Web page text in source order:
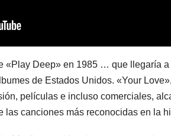
«Play Deep» en 1985 … que llegaría
de Estados Unidos. «Your
películas e incluso comerciales,
las canciones más reconocidas en la